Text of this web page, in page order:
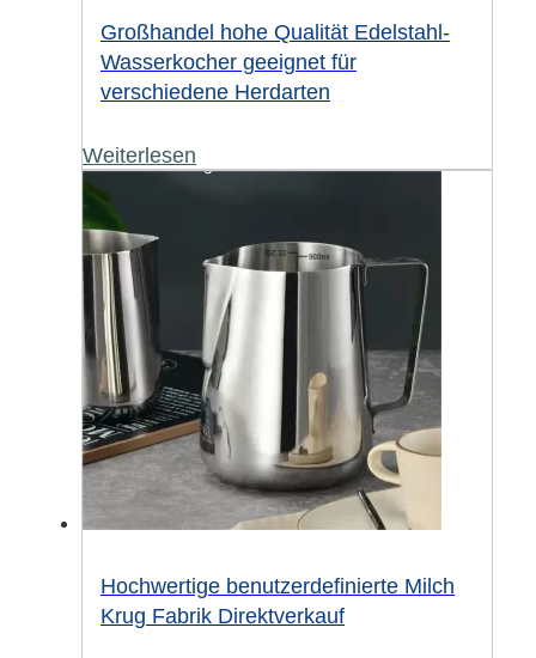
Großhandel hohe Qualität Edelstahl-
Wasserkocher geeignet für
verschiedene Herdarten
Weiterlesen
Hochwertige benutzerdefinierte Milch
Krug Fabrik Direktverkauf